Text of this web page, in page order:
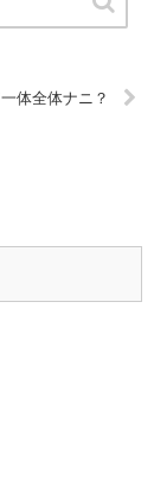
体全体ナニ？